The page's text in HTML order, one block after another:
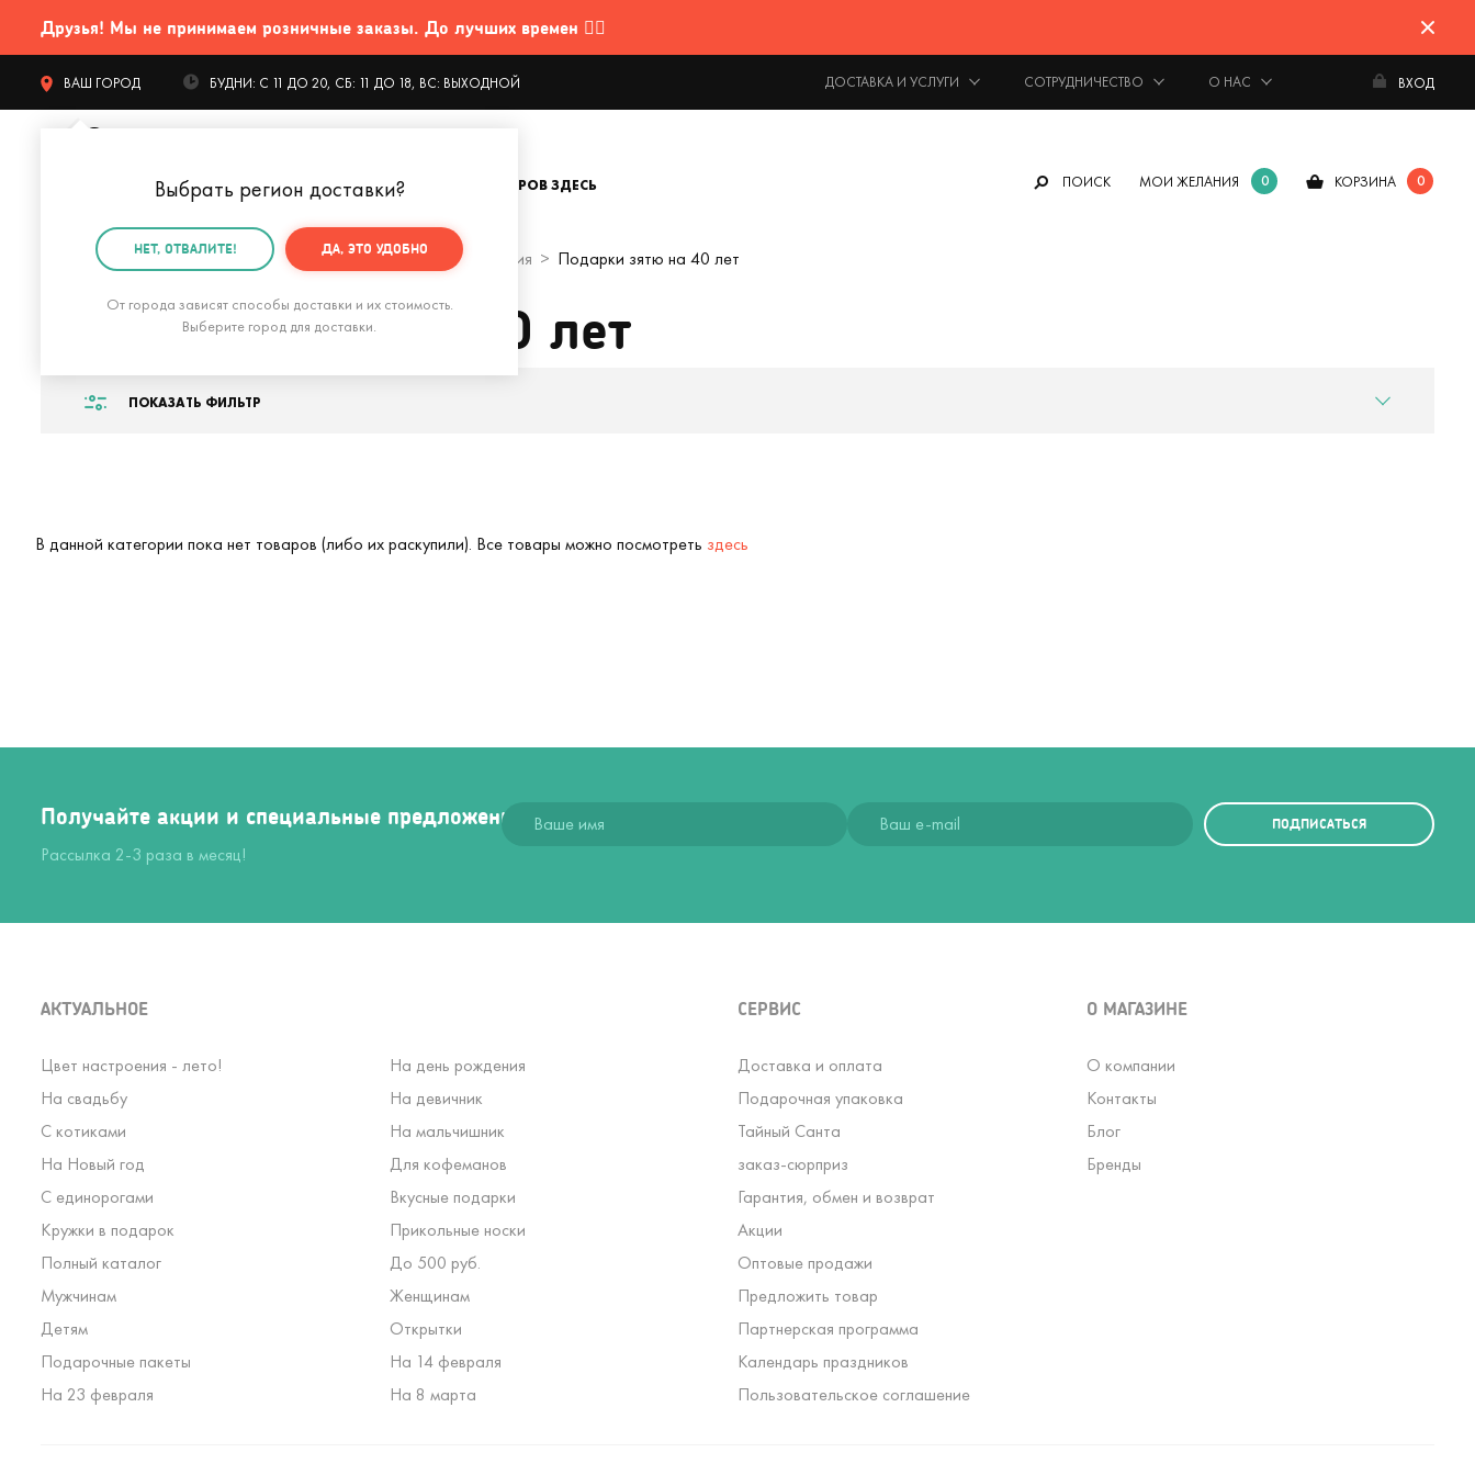
Друзья! Мы не принимаем розничные заказы. До лучших времен 🤷‍♂️
ВАШ ГОРОД
Выбрать регион доставки?
НЕТ, ОТВАЛИТЕ! ДА, ЭТО УДОБНО
От города зависят способы доставки и их стоимость.
Выберите город для доставки.
БУДНИ: С 11 ДО 20, СБ: 11 ДО 18, ВС: ВЫХОДНОЙ ДОСТАВКА И УСЛУГИ СОТРУДНИЧЕСТВО О НАС ВХОД
КАТАЛОГ ТОВАРОВ ЗДЕСЬ ПОИСК МОИ ЖЕЛАНИЯ 0 КОРЗИНА 0
Главная Подарки зятю Подарки зятю на День рождения Подарки зятю на 40 лет
Подарки зятю на 40 лет
ПОКАЗАТЬ ФИЛЬТР
В данной категории пока нет товаров (либо их раскупили). Все товары можно посмотреть здесь
Получайте акции и специальные предложения
Рассылка 2-3 раза в месяц!
ПОДПИСАТЬСЯ
АКТУАЛЬНОЕ
Цвет настроения - лето!
На день рождения
На свадьбу
На девичник
С котиками
На мальчишник
На Новый год
Для кофеманов
С единорогами
Вкусные подарки
Кружки в подарок
Прикольные носки
Полный каталог
До 500 руб.
Мужчинам
Женщинам
Детям
Открытки
Подарочные пакеты
На 14 февраля
На 23 февраля
На 8 марта
СЕРВИС
Доставка и оплата
Подарочная упаковка
Тайный Санта
заказ-сюрприз
Гарантия, обмен и возврат
Акции
Оптовые продажи
Предложить товар
Партнерская программа
Календарь праздников
Пользовательское соглашение
О МАГАЗИНЕ
О компании
Контакты
Блог
Бренды